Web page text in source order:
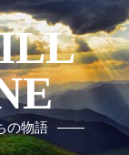
の物語